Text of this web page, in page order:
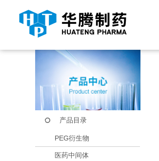
当前位置： 首页 产品中心
产品目录
PEG衍生物
医药中间体